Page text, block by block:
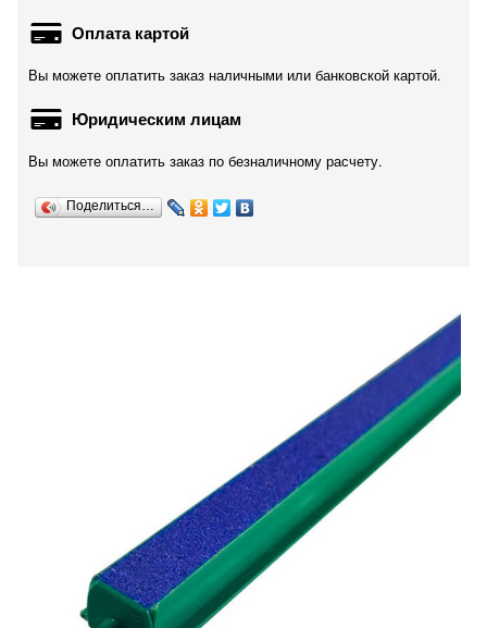
Оплата картой
Вы можете оплатить заказ наличными или банковской картой.
Юридическим лицам
Вы можете оплатить заказ по безналичному расчету.
Поделиться…